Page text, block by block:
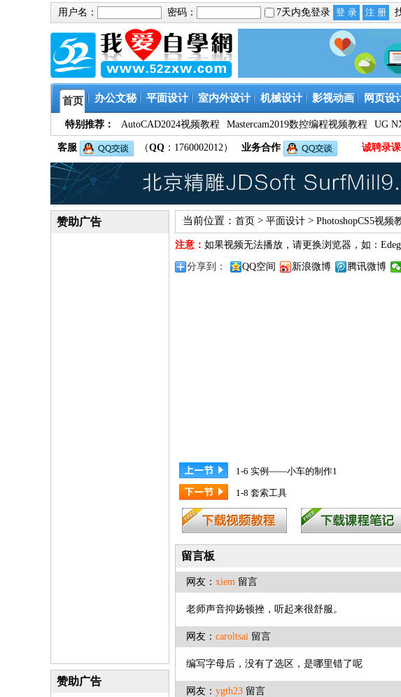
用户名： 密码： 7天内免登录
首页 办公文秘 平面设计 室内外设计 机械设计 影视动画 网页设
特别推荐： AutoCAD2024视频教程 Mastercam2019数控编程视频教程 UG
客服 （QQ ：1760002012） 业务合作 诚聘录
赞助广告
赞助广告
当前位置： 首页 > 平面设计 > PhotoshopCS5视频
注意： 如果视频无法播放，请更换浏览器，如：
分享到： QQ空间 新浪微博 腾讯微博
1-6 实例——小车的制作1
1-8 套索工具
留言板
网友： xiem 留言
老师声音抑扬顿挫，听起来很舒服。
网友： caroltsai 留言
编写字母后，没有了选区，是哪里错了呢
网友： ygth23 留言